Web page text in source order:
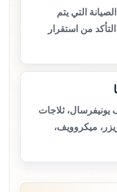
التي يتم
من استقرار
ثلاجات
ميكروويف،